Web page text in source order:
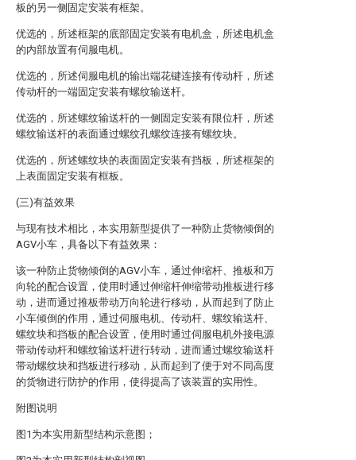
板的另一侧固定安装有框架。
优选的，所述框架的底部固定安装有电机盒，所述电机盒
的内部放置有伺服电机。
优选的，所述伺服电机的输出端花键连接有传动杆，所述
传动杆的一端固定安装有螺纹输送杆。
优选的，所述螺纹输送杆的一侧固定安装有限位杆，所述
螺纹输送杆的表面通过螺纹孔螺纹连接有螺纹块。
优选的，所述螺纹块的表面固定安装有挡板，所述框架的
上表面固定安装有框板。
(三)有益效果
与现有技术相比，本实用新型提供了一种防止货物倾倒的
AGV小车，具备以下有益效果：
该一种防止货物倾倒的AGV小车，通过伸缩杆、推板和万
向轮的配合设置，使用时通过伸缩杆伸缩带动推板进行移
动，进而通过推板带动万向轮进行移动，从而起到了防止
小车倾倒的作用，通过伺服电机、传动杆、螺纹输送杆、
螺纹块和挡板的配合设置，使用时通过伺服电机外接电源
带动传动杆和螺纹输送杆进行转动，进而通过螺纹输送杆
带动螺纹块和挡板进行移动，从而起到了便于对不同高度
的货物进行防护的作用，使得提高了该装置的实用性。
附图说明
图1为本实用新型结构示意图；